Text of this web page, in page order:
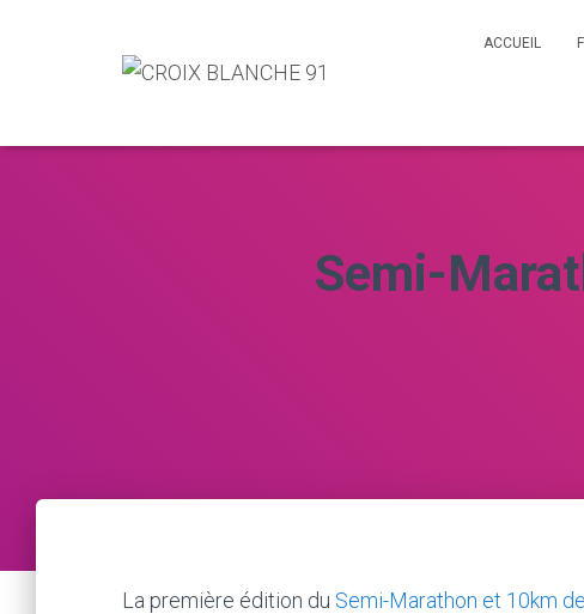
ACCUEIL
Semi-
La première édition du Semi-Marathon et 10km